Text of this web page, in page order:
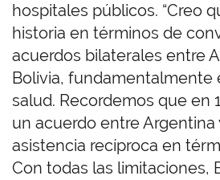
hospitales públicos. “Creo
historia en términos de
acuerdos bilaterales entre
Bolivia, fundamentalmente
salud. Recordemos que en
un acuerdo entre Argentina
asistencia recíproca en
Con todas las limitaciones,